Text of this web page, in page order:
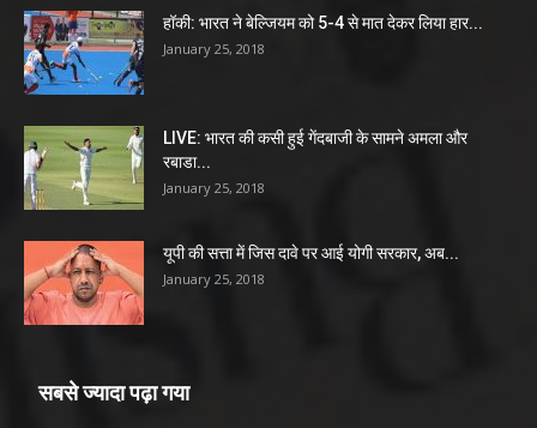
हॉकी: भारत ने बेल्जियम को 5-4 से मात देकर लिया हार...
January 25, 2018
LIVE: भारत की कसी हुई गेंदबाजी के सामने अमला और
रबाडा...
January 25, 2018
यूपी की सत्ता में जिस दावे पर आई योगी सरकार, अब...
January 25, 2018
सबसे ज्यादा पढ़ा गया